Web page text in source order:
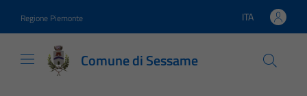
Regione Piemonte Lingua attiva:
ITA
Comune di Sessame